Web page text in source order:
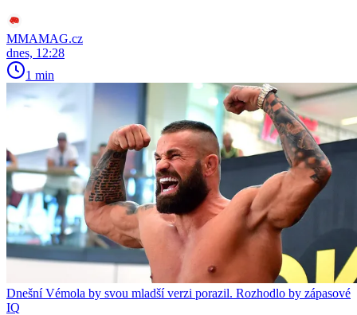
MMAMAG.cz
dnes, 12:28
1 min
Dnešní Vémola by svou mladší verzi porazil. Rozhodlo by zápasové
IQ